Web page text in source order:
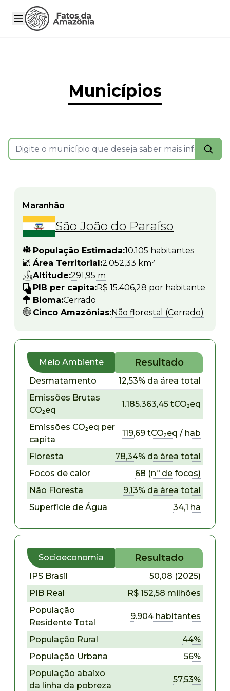
Municípios
Maranhão
São João do Paraíso
População Estimada:10.105 habitantes
Área Territorial:2.052,33 km²
Altitude:291,95 m
PIB per capita:R$ 15.406,28 por habitante
Bioma:Cerrado
Cinco Amazônias:Não florestal (Cerrado)
Meio Ambiente Resultado
Desmatamento
12,53% da área total
Emissões Brutas
CO₂eq
1.185.363,45 tCO₂eq
Emissões CO₂eq per
capita
119,69 tCO₂eq / hab
Floresta
78,34% da área total
Focos de calor
68 (nº de focos)
Não Floresta
9,13% da área total
Superfície de Água
34,1 ha
Socioeconomia Resultado
IPS Brasil
50,08 (2025)
PIB Real
R$ 152,58 milhões
População
Residente Total
9.904 habitantes
População Rural
44%
População Urbana
56%
População abaixo
da linha da pobreza
57,53%